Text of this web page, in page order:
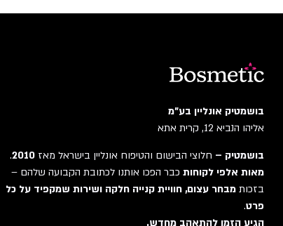
בושמטיק אונליין בע"מ
אליהו הנביא 12, קרית אתא
בושמטיק – חלוצי הבישום והטיפוח אונליין בישראל מאז 2010
.
מאות אלפי לקוחות כבר הפכו אותנו לכתובת הקבועה שלהם –
בזכות מבחר עצום, חוויית קנייה חלקה ושירות שמקפיד על כל
פרט.
הגיע הזמן להתאהב מחדש.